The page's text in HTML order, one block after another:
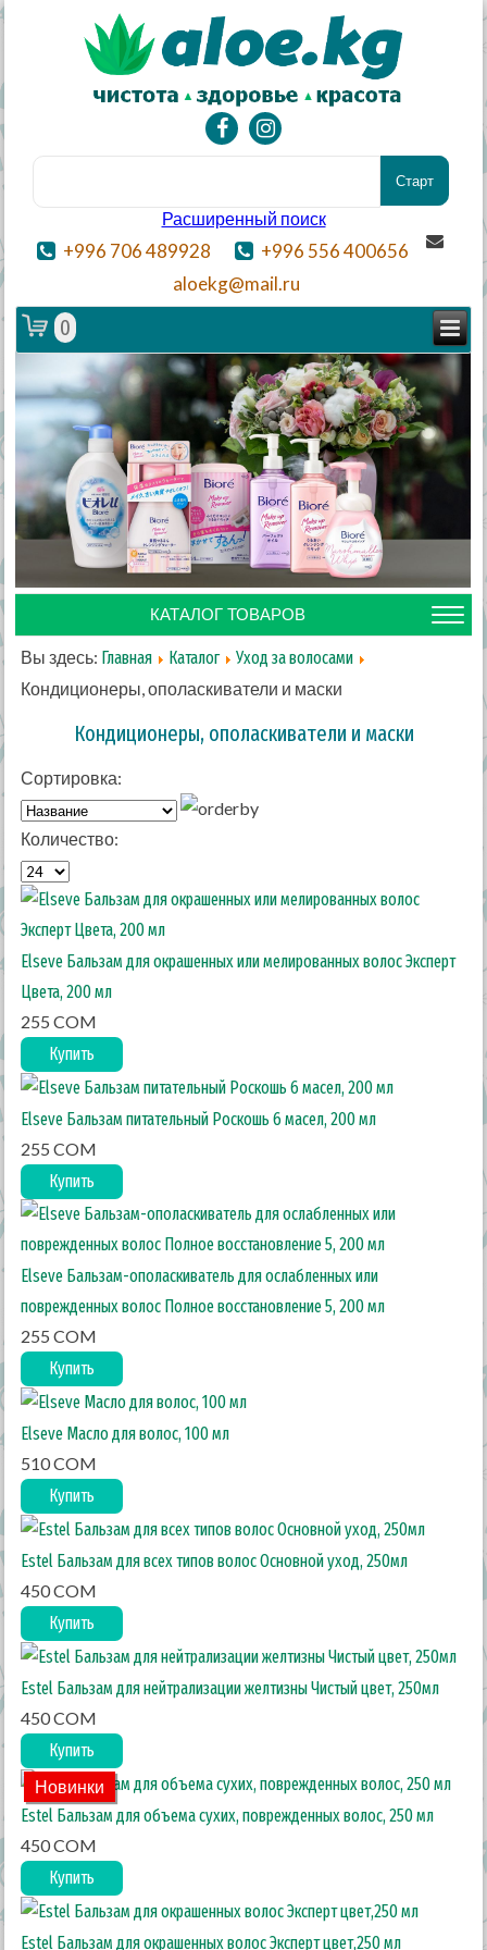
Расширенный поиск
+996 706 489928
+996 556 400656
aloekg@mail.ru
0
КАТАЛОГ ТОВАРОВ
Вы здесь: Главная Каталог
Уход за волосами
Кондиционеры, ополаскиватели и маски
Кондиционеры, ополаскиватели и маски
Сортировка:
Количество:
Elseve Бальзам для окрашенных или мелированных волос Эксперт
Цвета, 200 мл
255 COM
Купить
Elseve Бальзам питательный Роскошь 6 масел, 200 мл
255 COM
Купить
Elseve Бальзам-ополаскиватель для ослабленных или
поврежденных волос Полное восстановление 5, 200 мл
255 COM
Купить
Elseve Масло для волос, 100 мл
510 COM
Купить
Estel Бальзам для всех типов волос Основной уход, 250мл
450 COM
Купить
Estel Бальзам для нейтрализации желтизны Чистый цвет, 250мл
450 COM
Купить
Новинки
Estel Бальзам для объема сухих, поврежденных волос, 250 мл
450 COM
Купить
Estel Бальзам для окрашенных волос Эксперт цвет,250 мл